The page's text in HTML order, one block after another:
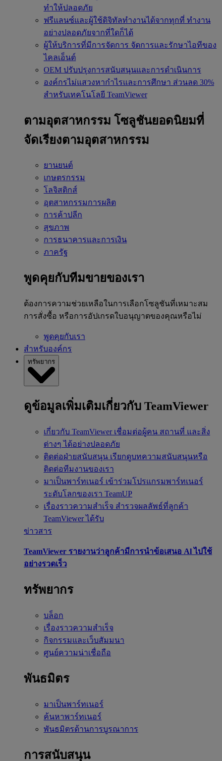
ทำให้ปลอดภัย
ฟรีแลนซ์และผู้ใช้ดิจิทัลทำงานได้จากทุกที่ ทำงาน
อย่างปลอดภัยจากที่ใดก็ได้
ผู้ให้บริการที่มีการจัดการ จัดการและรักษาไอทีของ
ไคลเอ็นต์
OEM ปรับปรุงการสนับสนุนและการดำเนินการ
องค์กรไม่แสวงหากำไรและการศึกษา ส่วนลด 30%
สำหรับเทคโนโลยี TeamViewer
ตามอุตสาหกรรม โซลูชันยอดนิยมที่
จัดเรียงตามอุตสาหกรรม
ยานยนต์
เกษตรกรรม
โลจิสติกส์
อุตสาหกรรมการผลิต
การค้าปลีก
สุขภาพ
การธนาคารและการเงิน
ภาครัฐ
พูดคุยกับทีมขายของเรา
ต้องการความช่วยเหลือในการเลือกโซลูชันที่เหมาะสม
การสั่งซื้อ หรือการอัปเกรดใบอนุญาตของคุณหรือไม่
พูดคุยกับเรา
สำหรับองค์กร
ทรัพยากร
ดูข้อมูลเพิ่มเติมเกี่ยวกับ TeamViewer
เกี่ยวกับ TeamViewer เชื่อมต่อผู้คน สถานที่ และสิ่ง
ต่างๆ ได้อย่างปลอดภัย
ติดต่อฝ่ายสนับสนุน เรียกดูบทความสนับสนุนหรือ
ติดต่อทีมงานของเรา
มาเป็นพาร์ทเนอร์ เข้าร่วมโปรแกรมพาร์ทเนอร์
ระดับโลกของเรา TeamUP
เรื่องราวความสำเร็จ สำรวจผลลัพธ์ที่ลูกค้า
TeamViewer ได้รับ
ข่าวสาร
TeamViewer รายงานว่าลูกค้ามีการนำข้อเสนอ Al ไปใช้
อย่างรวดเร็ว
ทรัพยากร
บล็อก
เรื่องราวความสำเร็จ
กิจกรรมและเว็บสัมมนา
ศูนย์ความน่าเชื่อถือ
พันธมิตร
มาเป็นพาร์ทเนอร์
ค้นหาพาร์ทเนอร์
พันธมิตรด้านการบูรณาการ
การสนับสนุน